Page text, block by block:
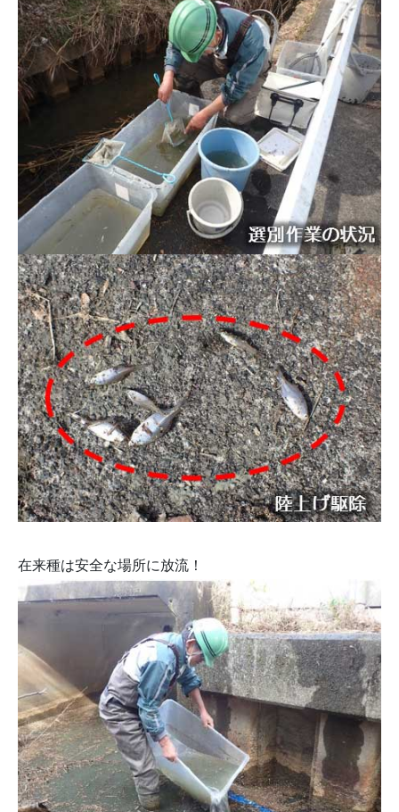
在来種は安全な場所に放流！